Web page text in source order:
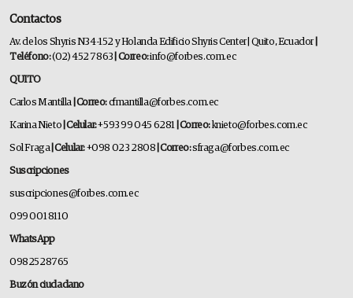
Contactos
Av. de los Shyris N34-152 y Holanda Edificio Shyris Center | Quito, Ecuador
Teléfono:(02) 452 7863 | Correo:info@forbes.com.ec
QUITO
Carlos Mantilla | Correo:cfmantilla@forbes.com.ec
Karina Nieto | Celular:+593 99 045 6281 | Correo:knieto@forbes.com.ec
Sol Fraga| Celular:+098 023 2808 | Correo:sfraga@forbes.com.ec
Suscripciones
suscripciones@forbes.com.ec
099 001 8110
WhatsApp
0982528765
Buzón ciudadano